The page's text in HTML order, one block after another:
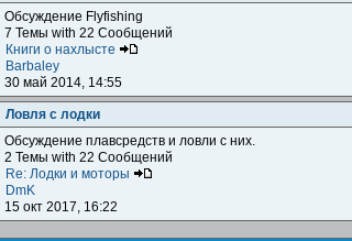
Обсуждение Flyfishing
7 Темы with 22 Сообщений
Книги о нахлысте
Barbaley
30 май 2014, 14:55
Ловля с лодки
Обсуждение плавсредств и ловли с них.
2 Темы with 22 Сообщений
Re: Лодки и моторы
DmK
15 окт 2017, 16:22